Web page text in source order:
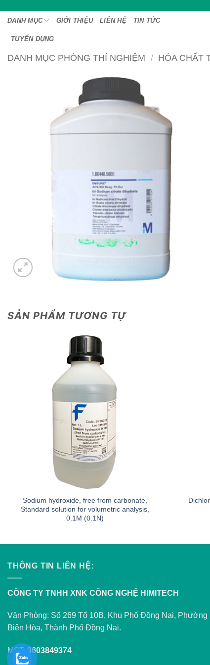
qua
dung
DANH MỤC GIỚI THIỆU LIÊN HỆ TIN TỨC
TUYỂN DỤNG
DANH MỤC PHÒNG THÍ NGHIỆM / HÓA CHẤT
SẢN PHẨM TƯƠNG TỰ
Sodium hydroxide, free from carbonate,
Standard solution for volumetric analysis,
0.1M (0.1N)
THÔNG TIN LIÊN HỆ:
CÔNG TY TNHH XNK CÔNG NGHỆ HIMITECH
Văn Phòng: Số 269 Tổ 10B, Khu Phố Đồng Nai, Phường
Biên Hòa, Thành Phố Đồng Nai.
MST:3603849374